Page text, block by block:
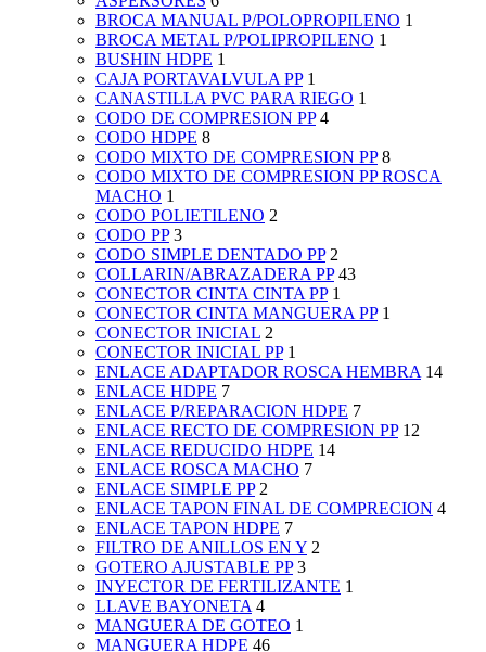
BROCA MANUAL P/POLOPROPILENO 1
BROCA METAL P/POLIPROPILENO 1
BUSHIN HDPE 1
CAJA PORTAVALVULA PP 1
CANASTILLA PVC PARA RIEGO 1
CODO DE COMPRESION PP 4
CODO HDPE 8
CODO MIXTO DE COMPRESION PP 8
CODO MIXTO DE COMPRESION PP ROSCA
MACHO 1
CODO POLIETILENO 2
CODO PP 3
CODO SIMPLE DENTADO PP 2
COLLARIN/ABRAZADERA PP 43
CONECTOR CINTA CINTA PP 1
CONECTOR CINTA MANGUERA PP 1
CONECTOR INICIAL 2
CONECTOR INICIAL PP 1
ENLACE ADAPTADOR ROSCA HEMBRA 14
ENLACE HDPE 7
ENLACE P/REPARACION HDPE 7
ENLACE RECTO DE COMPRESION PP 12
ENLACE REDUCIDO HDPE 14
ENLACE ROSCA MACHO 7
ENLACE SIMPLE PP 2
ENLACE TAPON FINAL DE COMPRECION 4
ENLACE TAPON HDPE 7
FILTRO DE ANILLOS EN Y 2
GOTERO AJUSTABLE PP 3
INYECTOR DE FERTILIZANTE 1
LLAVE BAYONETA 4
MANGUERA DE GOTEO 1
MANGUERA HDPE 46